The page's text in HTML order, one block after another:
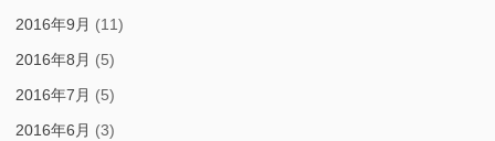
2016年9月 (11)
2016年8月 (5)
2016年7月 (5)
2016年6月 (3)